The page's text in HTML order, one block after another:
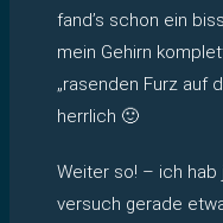
fand’s schon ein
mein Gehirn
„rasenden Furz auf
herrlich 🙂
Weiter so! – ich hab
versuch gerade